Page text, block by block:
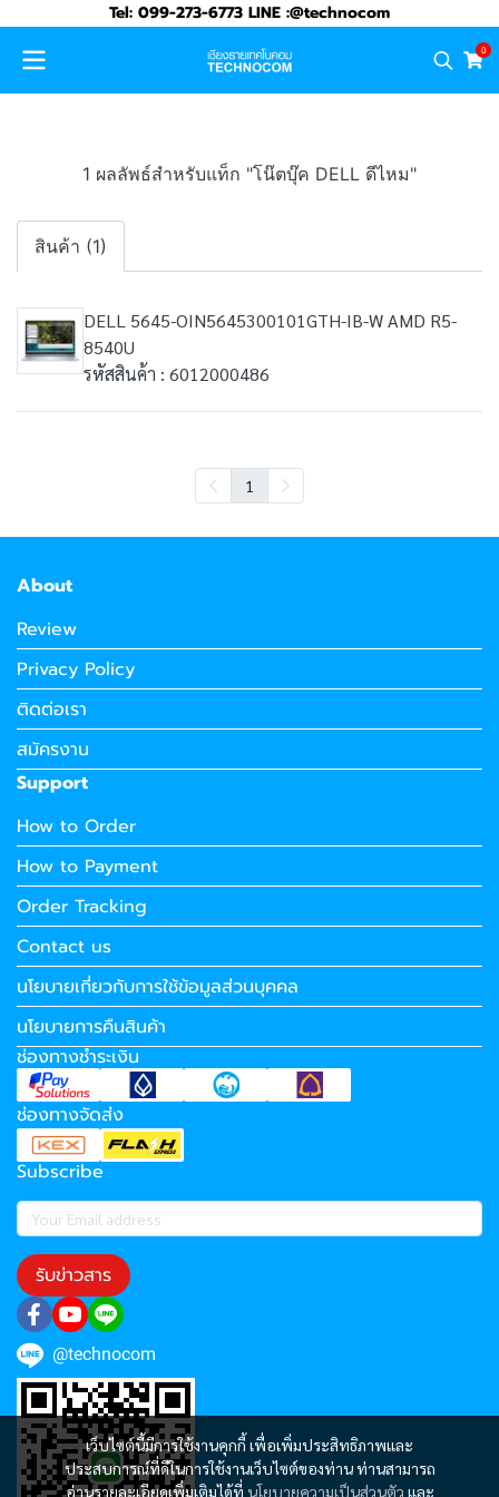
Tel: 099-273-6773 LINE :@technocom
0
1 ผลลัพธ์สำหรับแท็ก "โน๊ตบุ๊ค DELL ดีไหม"
สินค้า (1)
DELL 5645-OIN5645300101GTH-IB-W AMD R5-
8540U
รหัสสินค้า : 6012000486
1
เว็บไซต์นี้มีการใช้งานคุกกี้ เพื่อเพิ่มประสิทธิภาพและ
ประสบการณ์ที่ดีในการใช้งานเว็บไซต์ของท่าน ท่านสามารถ
อ่านรายละเอียดเพิ่มเติมได้ที่ นโยบายความเป็นส่วนตัว และ
About
Review
Privacy Policy
ติดต่อเรา
สมัครงาน
Support
How to Order
How to Payment
Order Tracking
Contact us
นโยบายเกี่ยวกับการใช้ข้อมูลส่วนบุคคล
นโยบายการคืนสินค้า
ช่องทางชำระเงิน
ช่องทางจัดส่ง
Subscribe
รับข่าวสาร
@technocom